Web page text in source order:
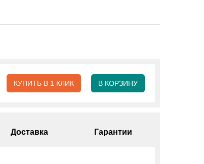
КУПИТЬ В 1 КЛИК В КОРЗИНУ
Доставка Гарантии